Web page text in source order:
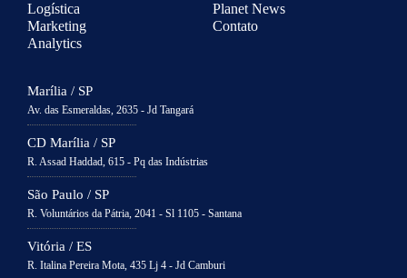
Logística
Marketing
Analytics
Planet News
Contato
Marília / SP
Av. das Esmeraldas, 2635 - Jd Tangará
CD Marília / SP
R. Assad Haddad, 615 - Pq das Indústrias
São Paulo / SP
R. Voluntários da Pátria, 2041 - Sl 1105 - Santana
Vitória / ES
R. Italina Pereira Mota, 435 Lj 4 - Jd Camburi